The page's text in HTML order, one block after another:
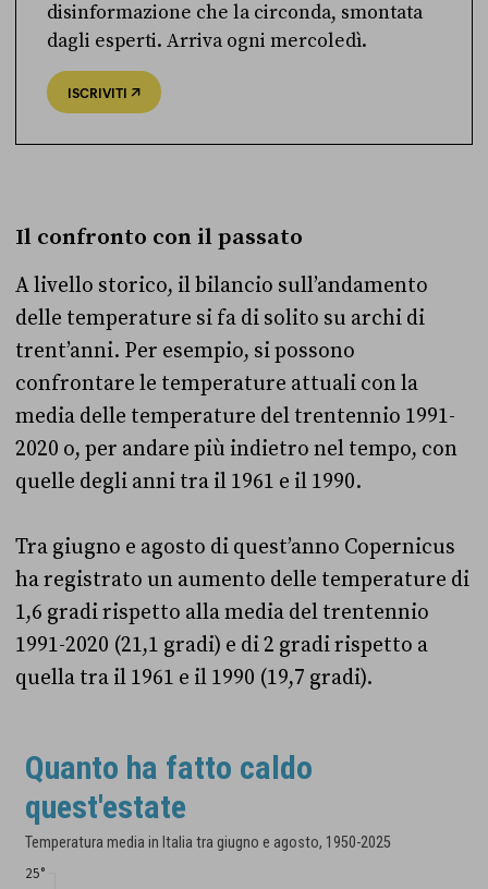
disinformazione che la circonda, smontata
dagli esperti. Arriva ogni mercoledì.
ISCRIVITI
Il confronto con il passato
A livello storico, il bilancio sull’andamento
delle temperature si fa di solito su archi di
trent’anni. Per esempio, si possono
confrontare le temperature attuali con la
media delle temperature del trentennio 1991-
2020 o, per andare più indietro nel tempo, con
quelle degli anni tra il 1961 e il 1990.
Tra giugno e agosto di quest’anno Copernicus
ha registrato un aumento delle temperature di
1,6 gradi rispetto alla media del trentennio
1991-2020 (21,1 gradi) e di 2 gradi rispetto a
quella tra il 1961 e il 1990 (19,7 gradi).